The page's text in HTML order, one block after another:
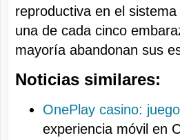
reproductiva en el
una de cada cinco
mayoría abandonan sus
Noticias similares:
OnePlay casino:
experiencia móvil en